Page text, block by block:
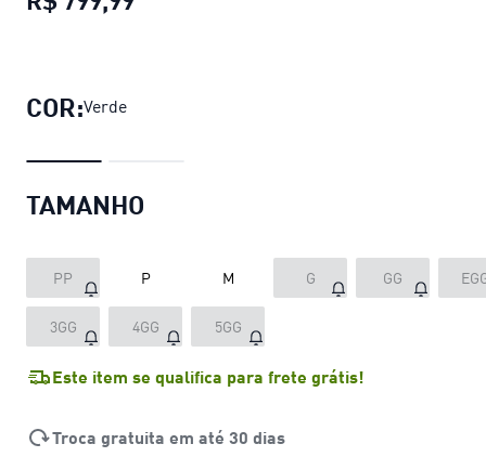
COR:Verde
TAMANHO
PP P M G GG
3GG 4GG 5GG
Este item se qualifica para frete grátis!
Troca gratuita em até 30 dias